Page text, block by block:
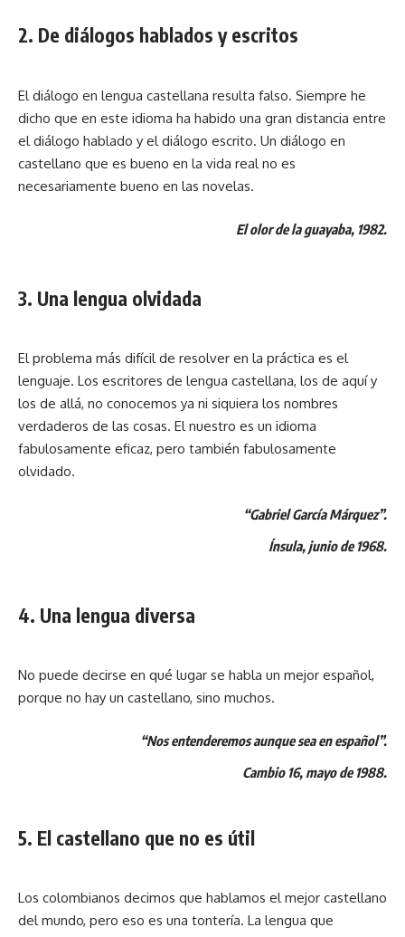
2. De diálogos hablados y escritos
El diálogo en lengua castellana resulta falso. Siempre he
dicho que en este idioma ha habido una gran distancia entre
el diálogo hablado y el diálogo escrito. Un diálogo en
castellano que es bueno en la vida real no es
necesariamente bueno en las novelas.
El olor de la guayaba, 1982.
3. Una lengua olvidada
El problema más difícil de resolver en la práctica es el
lenguaje. Los escritores de lengua castellana, los de aquí y
los de allá, no conocemos ya ni siquiera los nombres
verdaderos de las cosas. El nuestro es un idioma
fabulosamente eficaz, pero también fabulosamente
olvidado.
“Gabriel García Márquez”.
Ínsula, junio de 1968.
4. Una lengua diversa
No puede decirse en qué lugar se habla un mejor español,
porque no hay un castellano, sino muchos.
“Nos entenderemos aunque sea en español”.
Cambio 16, mayo de 1988.
5. El castellano que no es útil
Los colombianos decimos que hablamos el mejor castellano
del mundo, pero eso es una tontería. La lengua que